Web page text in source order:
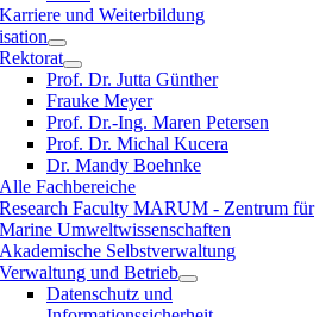
Karriere und Weiterbildung
Rektorat
Prof. Dr. Jutta Günther
Frauke Meyer
Prof. Dr.-Ing. Maren Petersen
Prof. Dr. Michal Kucera
Dr. Mandy Boehnke
Alle Fachbereiche
Research Faculty MARUM - Zentrum für
Marine Umweltwissenschaften
Akademische Selbstverwaltung
Verwaltung und Betrieb
Datenschutz und